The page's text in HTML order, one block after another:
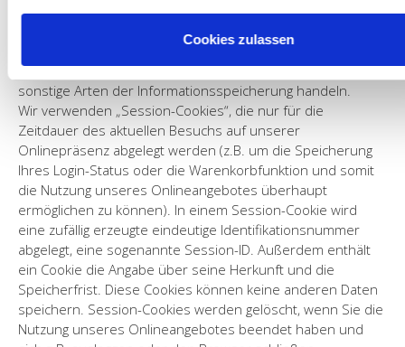
Cookies zulassen
Cookies sind Informationen, die von unserem Webserver
oder Webservern Dritter an die Web-Browser der Nutzer
übertragen und dort für einen späteren Abruf gespeichert
werden. Bei Cookies kann es sich um kleine Dateien oder
sonstige Arten der Informationsspeicherung handeln.
Wir verwenden „Session-Cookies“, die nur für die
Zeitdauer des aktuellen Besuchs auf unserer
Onlinepräsenz abgelegt werden (z.B. um die Speicherung
Ihres Login-Status oder die Warenkorbfunktion und somit
die Nutzung unseres Onlineangebotes überhaupt
ermöglichen zu können). In einem Session-Cookie wird
eine zufällig erzeugte eindeutige Identifikationsnummer
abgelegt, eine sogenannte Session-ID. Außerdem enthält
ein Cookie die Angabe über seine Herkunft und die
Speicherfrist. Diese Cookies können keine anderen Daten
speichern. Session-Cookies werden gelöscht, wenn Sie die
Nutzung unseres Onlineangebotes beendet haben und